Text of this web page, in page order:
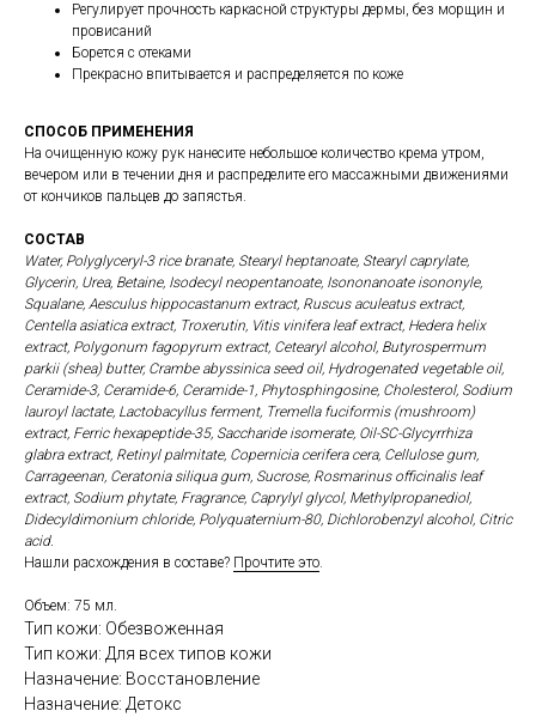
Регулирует прочность каркасной структуры дермы, без морщин и
провисаний
Борется с отеками
Прекрасно впитывается и распределяется по коже
СПОСОБ ПРИМЕНЕНИЯ
На очищенную кожу рук нанесите небольшое количество крема утром,
вечером или в течении дня и распределите его массажными движениями
от кончиков пальцев до запястья.
СОСТАВ
Water, Polyglyceryl-3 rice branate, Stearyl heptanoate, Stearyl caprylate,
Glycerin, Urea, Betaine, Isodecyl neopentanoate, Isononanoate isononyle,
Squalane, Aesculus hippocastanum extract, Ruscus aculeatus extract,
Centella asiatica extract, Troxerutin, Vitis vinifera leaf extract, Hedera helix
extract, Polygonum fagopyrum extract, Cetearyl alcohol, Butyrospermum
parkii (shea) butter, Crambe abyssinica seed oil, Hydrogenated vegetable oil,
Ceramide-3, Ceramide-6, Ceramide-1, Phytosphingosine, Cholesterol, Sodium
lauroyl lactate, Lactobacyllus ferment, Tremella fuciformis (mushroom)
extract, Ferric hexapeptide-35, Saccharide isomerate, Oil-SC-Glycyrrhiza
glabra extract, Retinyl palmitate, Copernicia cerifera cera, Cellulose gum,
Carrageenan, Ceratonia siliqua gum, Sucrose, Rosmarinus officinalis leaf
extract, Sodium phytate, Fragrance, Caprylyl glycol, Methylpropanediol,
Didecyldimonium chloride, Polyquaternium-80, Dichlorobenzyl alcohol, Citric
acid.
Нашли расхождения в составе? Прочтите это.
Объем: 75 мл.
Тип кожи: Обезвоженная
Тип кожи: Для всех типов кожи
Назначение: Восстановление
Назначение: Детокс